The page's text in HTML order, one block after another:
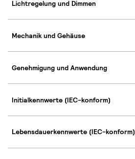
Lichtregelung und Dimmen
Mechanik und Gehäuse
Genehmigung und Anwendung
Initialkennwerte (IEC-konform)
Lebensdauerkennwerte (IEC-konform)